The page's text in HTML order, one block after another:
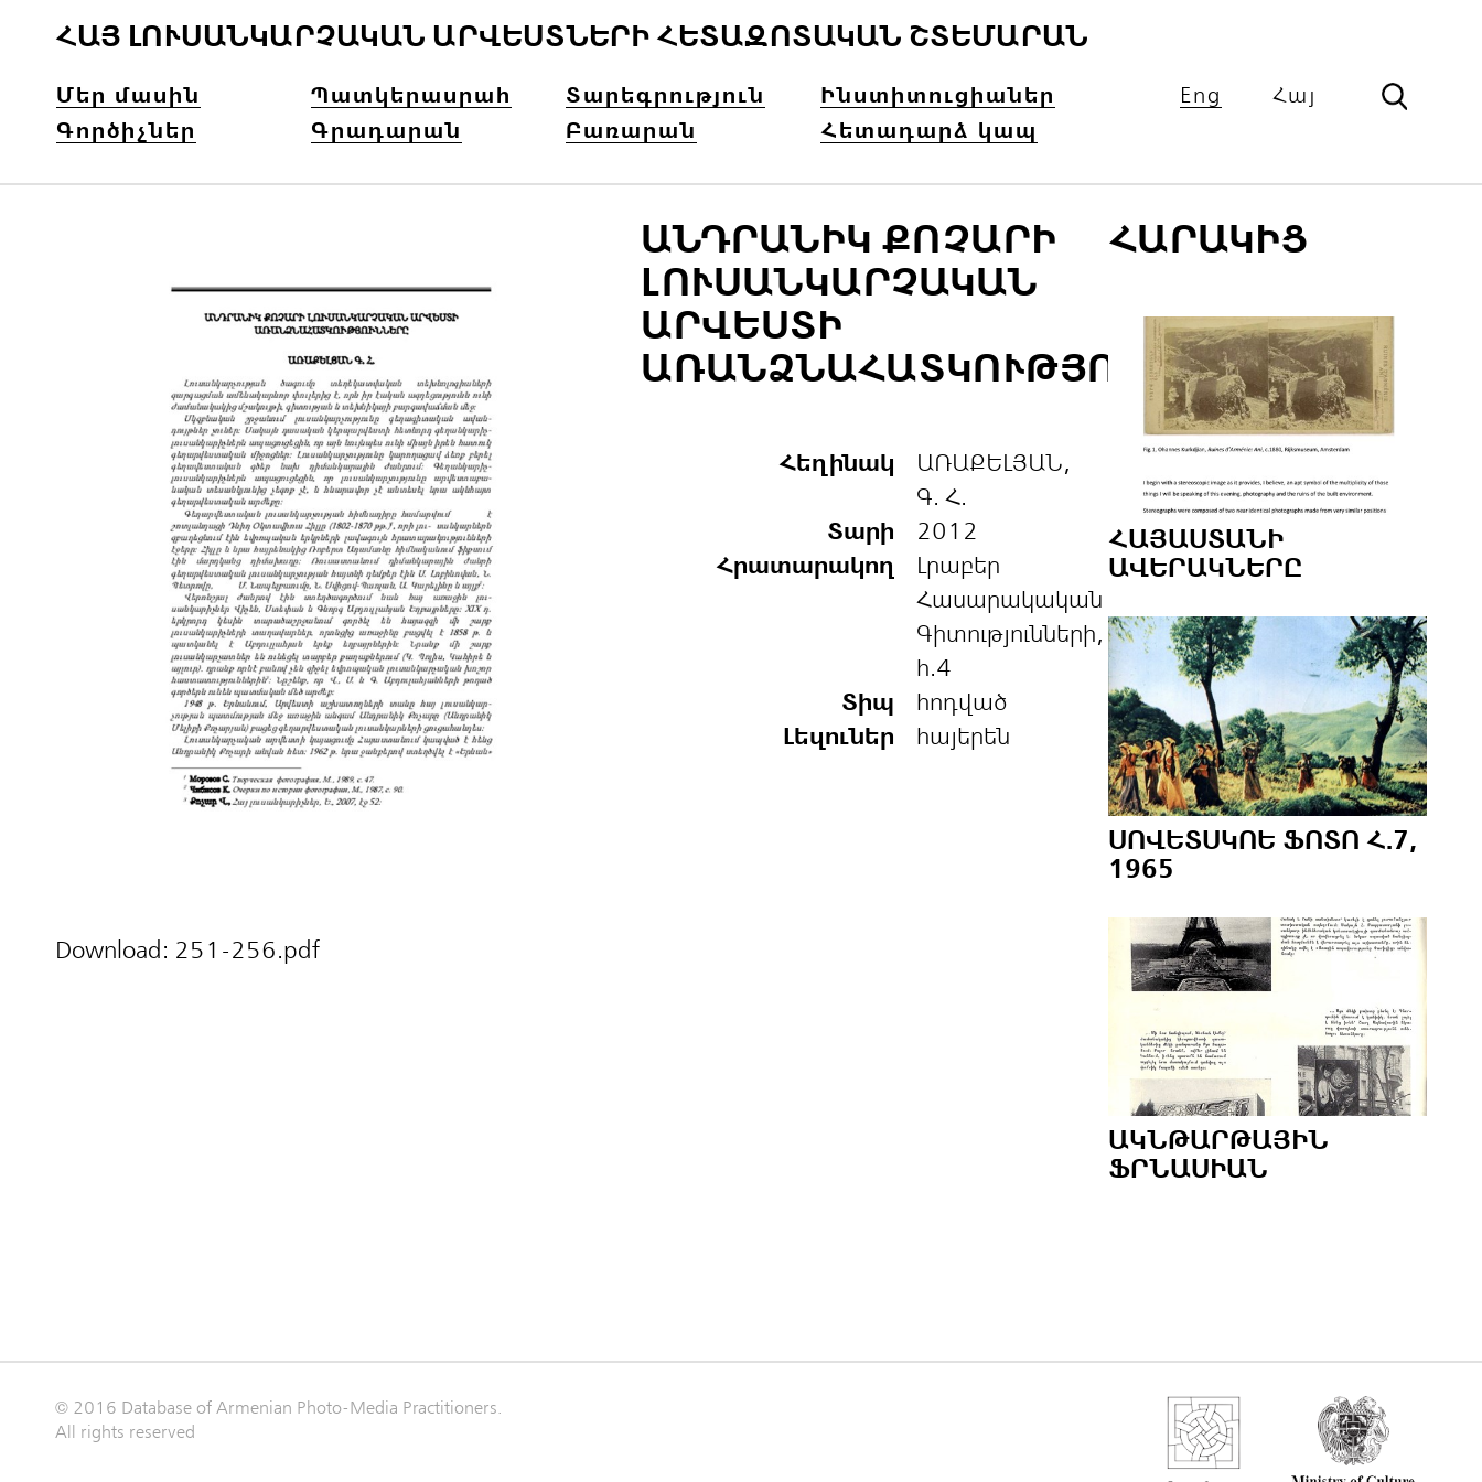
ՀԱՅ ԼՈՒՍԱՆԿԱՐՉԱԿԱՆ ԱՐՎԵՍՏՆԵՐԻ ՀԵՏԱԶՈՏԱԿԱՆ ՇՏԵՄԱՐԱՆ
Մեր մասին Պատկերասրահ Տարեգրություն
Ինստիտուցիաներ
Գործիչներ
Գրադարան Բառարան Հետադարձ կապ
Eng Հայ
Download: 251-256.pdf
ԱՆԴՐԱՆԻԿ ՔՈՉԱՐԻ
ԼՈՒՍԱՆԿԱՐՉԱԿԱՆ
ԱՐՎԵՍՏԻ
ԱՌԱՆՁՆԱՀԱՏԿՈՒԹՅՈՒՆՆԵՐԸ
Հեղինակ
ԱՌԱՔԵԼՅԱՆ,
Գ. Հ.
Տարի
2012
Հրատարակող
Լրաբեր
Հասարակական
Գիտությունների,
հ.4
Տիպ
հոդված
Լեզուներ
հայերեն
ՀԱՐԱԿԻՑ
ՀԱՅԱՍՏԱՆԻ
ԱՎԵՐԱԿՆԵՐԸ
ՍՈՎԵՏՍԿՈԵ ՖՈՏՈ Հ.7,
1965
ԱԿՆԹԱՐԹԱՅԻՆ
ՖՐՆԱՍԻԱՆ
© 2016 Database of Armenian Photo-Media Practitioners.
All rights reserved